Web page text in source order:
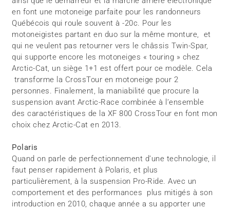
en font une motoneige parfaite pour les randonneurs
Québécois qui roule souvent à -20c. Pour les
motoneigistes partant en duo sur la même monture, et
qui ne veulent pas retourner vers le châssis Twin-Spar,
qui supporte encore les motoneiges « touring » chez
Arctic-Cat, un siège 1+1 est offert pour ce modèle. Cela
transforme la CrossTour en motoneige pour 2
personnes. Finalement, la maniabilité que procure la
suspension avant Arctic-Race combinée à l’ensemble
des caractéristiques de la XF 800 CrossTour en font mon
choix chez Arctic-Cat en 2013.
Polaris
Quand on parle de perfectionnement d’une technologie, il
faut penser rapidement à Polaris, et plus
particulièrement, à la suspension Pro-Ride. Avec un
comportement et des performances plus mitigés à son
introduction en 2010, chaque année a su apporter une